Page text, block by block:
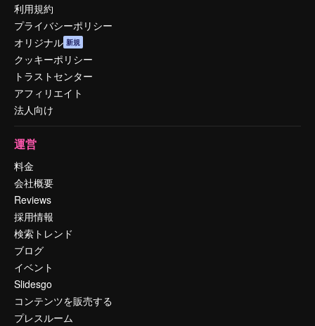
利用規約
プライバシーポリシー
オリジナル 新規
クッキーポリシー
トラストセンター
アフィリエイト
法人向け
運営
料金
会社概要
Reviews
採用情報
検索トレンド
ブログ
イベント
Slidesgo
コンテンツを販売する
プレスルーム